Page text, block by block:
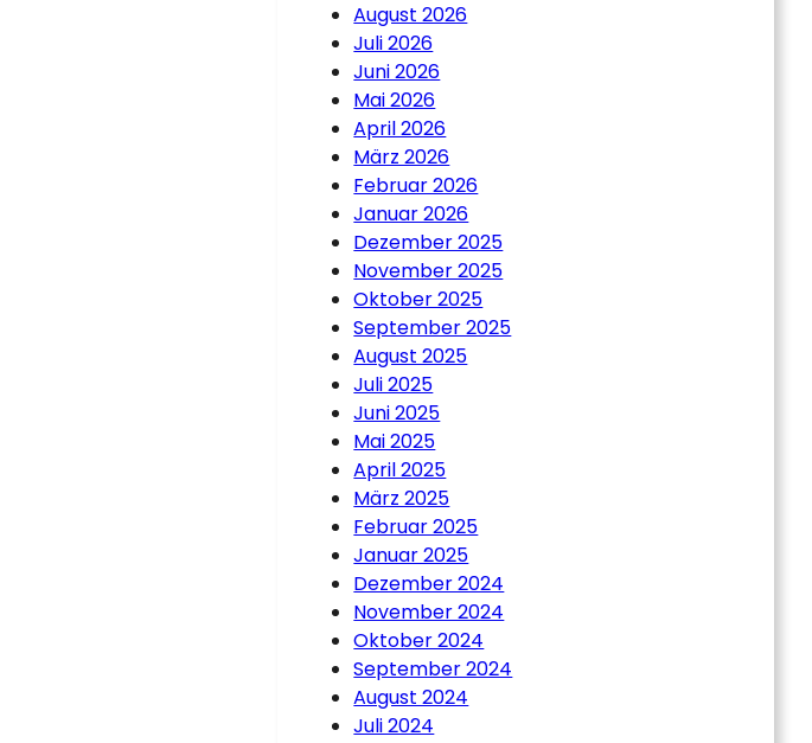
August 2026
Juli 2026
Juni 2026
Mai 2026
April 2026
März 2026
Februar 2026
Januar 2026
Dezember 2025
November 2025
Oktober 2025
September 2025
August 2025
Juli 2025
Juni 2025
Mai 2025
April 2025
März 2025
Februar 2025
Januar 2025
Dezember 2024
November 2024
Oktober 2024
September 2024
August 2024
Juli 2024